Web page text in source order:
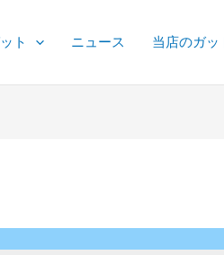
ト ニュース 当店のガッ